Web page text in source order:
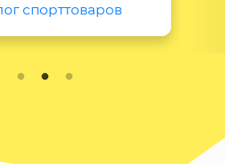
спорттоваров